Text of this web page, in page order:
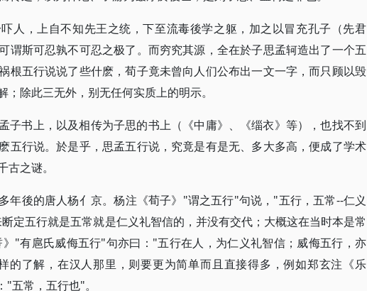
人，上自不知先王之统，下至流毒後学之躯，加之以冒充孔子（先君
谓斯可忍孰不可忍之极了。而穷究其源，全在於子思孟轲造出了一个五
根五行说说了些什麽，荀子竟未曾向人们公布出一文一字，而只顾以毁
除此三无外，别无任何实质上的明示。
子书上，以及相传为子思的书上（《中庸》、《缁衣》等），也找不到
五行说。於是乎，思孟五行说，究竟是有是无、多大多高，便成了学术
之谜。
年後的唐人杨亻京。杨注《荀子》"谓之五行"句说，"五行，五常--仁义
定五行就是五常就是仁义礼智信的，并没有交代；大概这在当时本是常
》"有扈氏威侮五行"句亦曰："五行在人，为仁义礼智信；威侮五行，亦
的了解，在汉人那里，则要更为简单而且直接得多，例如郑玄注《乐
五常，五行也"。